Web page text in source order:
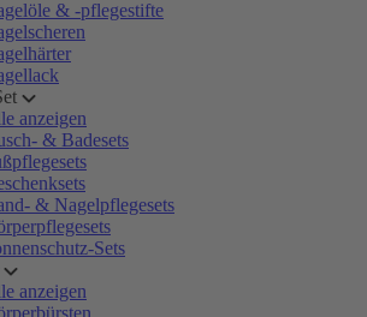
& -pflegestifte
anzeigen
& Badesets
& Nagelpflegesets
Sets
anzeigen